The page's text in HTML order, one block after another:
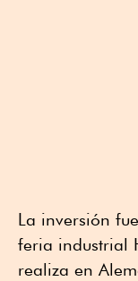
La inversión
feria industrial
realiza en